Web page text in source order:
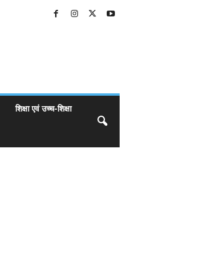
शिक्षा एवं उच्च-शिक्षा